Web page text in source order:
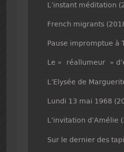
L’instant méditation
French migrants
Pause impromptue à
Le « réallumeur »
L’Elysée de
Lundi 13 mai 1968
L’invitation d’Amélie
Sur le dernier des